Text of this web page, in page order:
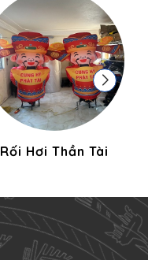
Rối Hơi Thần Tài